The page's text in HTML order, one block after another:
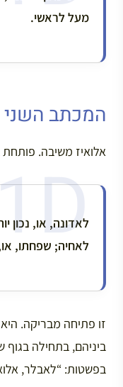
מעל לראשי.
המכתב השני
אלואיז משיבה.
לאדונה, או, נכון
לאחיה; שפחתו,
זו פתיחה מבריקה.
ביניהם, בתחילה בגוף
בפשטות: “לאבלר,